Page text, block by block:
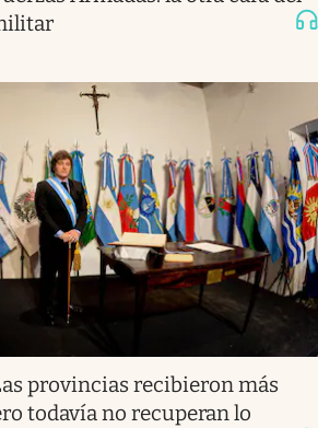
provincias recibieron más
todavía no recuperan lo